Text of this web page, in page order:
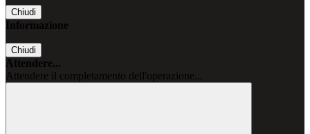
Chiudi
Informazione
Chiudi
Attendere...
Attendere il completamento dell'operazione...